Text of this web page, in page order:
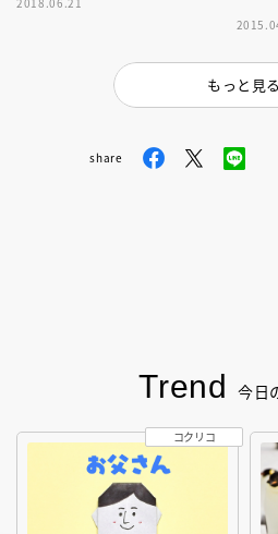
て愛される大ヒット漫画を完全
ｎｑ
もっと見る
share
Trend 今日
コクリコ